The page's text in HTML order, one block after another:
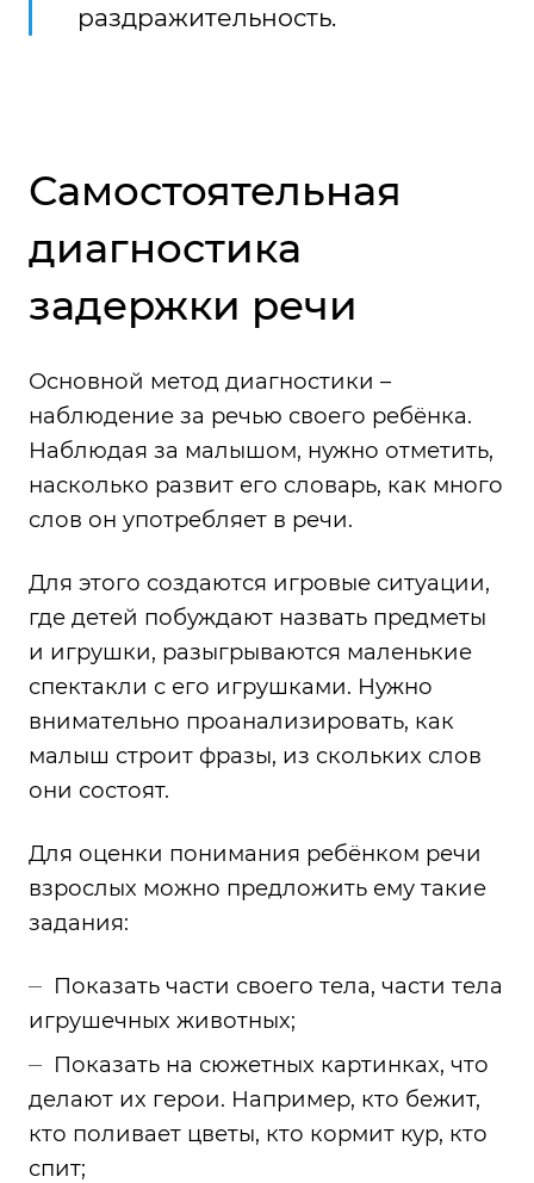
раздражительность.
Самостоятельная
диагностика
задержки речи
Основной метод диагностики –
наблюдение за речью своего ребёнка.
Наблюдая за малышом, нужно отметить,
насколько развит его словарь, как много
слов он употребляет в речи.
Для этого создаются игровые ситуации,
где детей побуждают назвать предметы
и игрушки, разыгрываются маленькие
спектакли с его игрушками. Нужно
внимательно проанализировать, как
малыш строит фразы, из скольких слов
они состоят.
Для оценки понимания ребёнком речи
взрослых можно предложить ему такие
задания:
Показать части своего тела, части тела
игрушечных животных;
Показать на сюжетных картинках, что
делают их герои. Например, кто бежит,
кто поливает цветы, кто кормит кур, кто
спит;